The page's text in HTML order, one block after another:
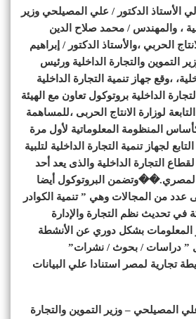
الأستاذ الدكتور / علي المصيلحي وزير
، والمهندس / محمد صلاح الدين
الحربي ،والأستاذ الدكتور / إبراهيم
‏‏التموين والتجارة الداخلية ورئيس
،وقع جهاز تنمية التجارة الداخلية
الداخلية بروتوكول تعاون مع الهيئة
لوزارة الانتاج الحربى ،للمساهمة
المنظومة المعلوماتية لأول مرة
لجهاز تنمية التجارة الداخلية لتلبية
لقطاع التجارة الداخلية والذى يعد أحد
المصري.��وتضمن البروتوكول أيضا
عدد من المجالات ‏‏وهي ” تنمية الكوادر
في تحديث نظم ‏‏التجارة والإدارة
المعلومات بشكل ‏‏دوري عن الأنشطة
” دراسات / بحوث / ‏‏نشرات”
تجارية لمصر استنادا علي ‏‏البيانات
المصيلحي – وزير التموين ‏‏والتجارة